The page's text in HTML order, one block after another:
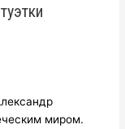
миром.